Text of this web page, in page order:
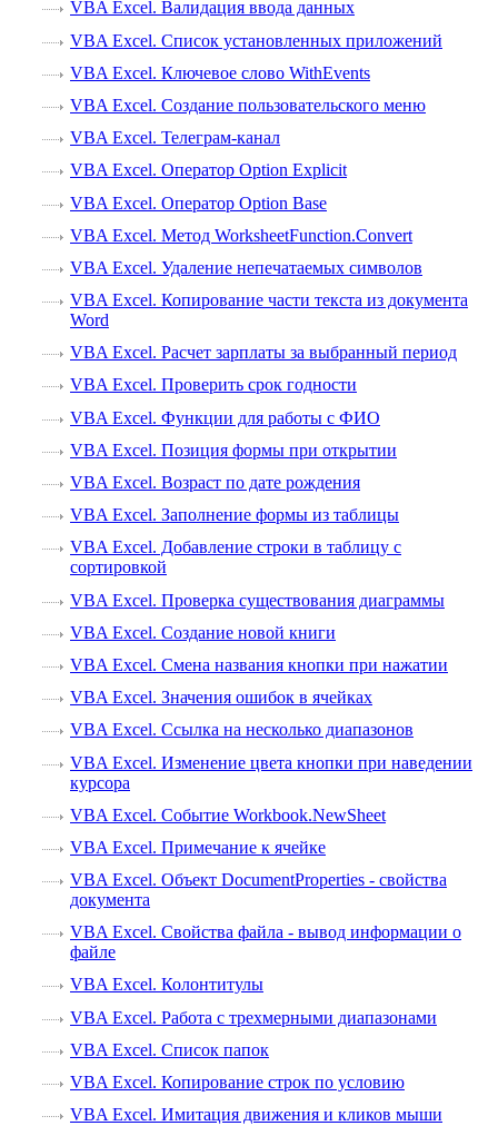
VBA Excel. Валидация ввода данных
VBA Excel. Список установленных приложений
VBA Excel. Ключевое слово WithEvents
VBA Excel. Создание пользовательского меню
VBA Excel. Телеграм-канал
VBA Excel. Оператор Option Explicit
VBA Excel. Оператор Option Base
VBA Excel. Метод WorksheetFunction.Convert
VBA Excel. Удаление непечатаемых символов
VBA Excel. Копирование части текста из документа
Word
VBA Excel. Расчет зарплаты за выбранный период
VBA Excel. Проверить срок годности
VBA Excel. Функции для работы с ФИО
VBA Excel. Позиция формы при открытии
VBA Excel. Возраст по дате рождения
VBA Excel. Заполнение формы из таблицы
VBA Excel. Добавление строки в таблицу с
сортировкой
VBA Excel. Проверка существования диаграммы
VBA Excel. Создание новой книги
VBA Excel. Смена названия кнопки при нажатии
VBA Excel. Значения ошибок в ячейках
VBA Excel. Ссылка на несколько диапазонов
VBA Excel. Изменение цвета кнопки при наведении
курсора
VBA Excel. Событие Workbook.NewSheet
VBA Excel. Примечание к ячейке
VBA Excel. Объект DocumentProperties - свойства
документа
VBA Excel. Свойства файла - вывод информации о
файле
VBA Excel. Колонтитулы
VBA Excel. Работа с трехмерными диапазонами
VBA Excel. Список папок
VBA Excel. Копирование строк по условию
VBA Excel. Имитация движения и кликов мыши